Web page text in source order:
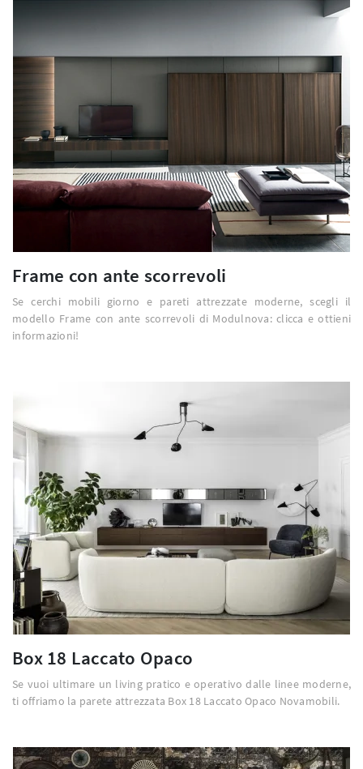
Frame con ante scorrevoli
Se cerchi mobili giorno e pareti attrezzate moderne, scegli il
modello Frame con ante scorrevoli di Modulnova: clicca e ottieni
informazioni!
Box 18 Laccato Opaco
Se vuoi ultimare un living pratico e operativo dalle linee moderne,
ti offriamo la parete attrezzata Box 18 Laccato Opaco Novamobili.